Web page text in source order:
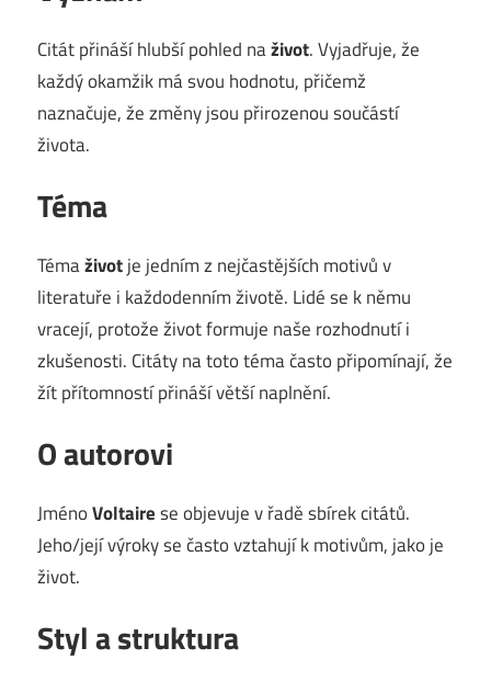
Citát přináší hlubší pohled naživot. Vyjadřuje, že
každý okamžik má svou hodnotu, přičemž
naznačuje, že změny jsou přirozenou součástí
života.
Téma
Témaživotje jedním z nejčastějších motivů v
literatuře i každodenním životě. Lidé se k němu
vracejí, protože život formuje naše rozhodnutí i
zkušenosti. Citáty na toto téma často připomínají, že
žít přítomností přináší větší naplnění.
O autorovi
JménoVoltairese objevuje v řadě sbírek citátů.
Jeho/její výroky se často vztahují k motivům, jako je
život.
Styl a struktura